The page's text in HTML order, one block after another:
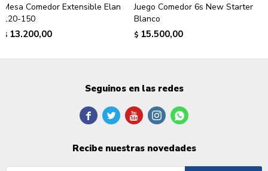
Mesa Comedor Extensible Elan
120-150
$ 13.200,00
Juego Comedor 6s New Starter
Blanco
$ 15.500,00
Seguinos en las redes
    
Recibe nuestras novedades